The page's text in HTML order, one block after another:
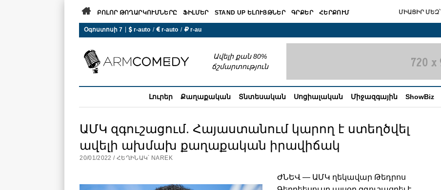
 ԲՈԼՈՐ ԹՈՂԱՐԿՈՒՄՆԵՐԸ ՖԻԼՄԵՐ STAND UP ԵԼՈՒՅԹՆԵՐ ԳՐՔԵՐ ՀԵՐՔՈՒՄ ՄԻԱՑԻՐ ՄԵԶ՝
Օգոստոսի 7 |  r-auto /  r-auto /  r-au
Ավելի քան 80%
ճշմարտություն
Լուրեր Քաղաքական Տնտեսական Սոցիալական Միջազգային ShowBiz
ԱՄԿ զգուշացում. Հայաստանում կարող է ստեղծվել
ավելի ախմախ քաղաքական իրավիճակ
20/01/2022 / ՀԵՂԻՆԱԿ՝ NAREK
ԺՆԵՎ — ԱՄԿ ղեկավար Թեդրոս